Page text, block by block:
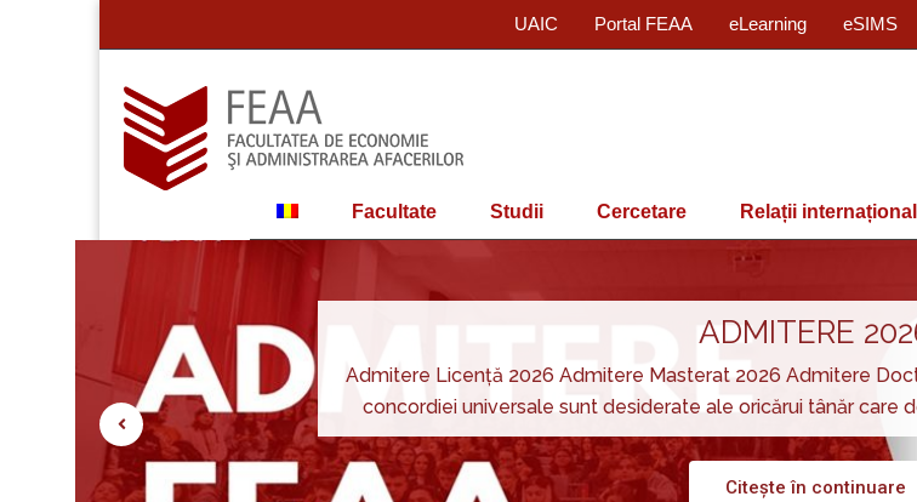
UAIC Portal FEAA eLearning eSIMS
Facultate Studii Cercetare Relații
ADMITERE
Admitere Licență 2026 Admitere Masterat 2026 Admitere
concordiei universale sunt desiderate ale oricărui tânăr care
Citește în continuare